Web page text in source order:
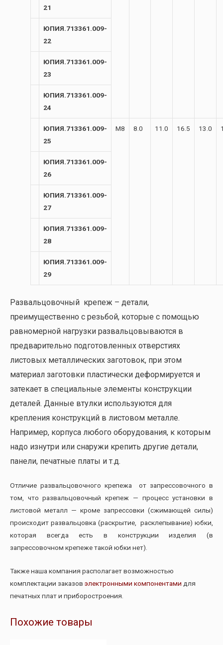
21
ЮПИЯ.713361.009-
22
ЮПИЯ.713361.009-
23
ЮПИЯ.713361.009-
24
ЮПИЯ.713361.009-
25
М8 8.0 11.0 16.5 13.0
ЮПИЯ.713361.009-
26
ЮПИЯ.713361.009-
27
ЮПИЯ.713361.009-
28
ЮПИЯ.713361.009-
29
Развальцовочный крепеж – детали,
преимущественно с резьбой, которые с помощью
равномерной нагрузки развальцовываются в
предварительно подготовленных отверстиях
листовых металлических заготовок, при этом
материал заготовки пластически деформируется и
затекает в специальные элементы конструкции
деталей. Данные втулки используются для
крепления конструкций в листовом металле.
Например, корпуса любого оборудования, к которым
надо изнутри или снаружи крепить другие детали,
панели, печатные платы и т.д.
Отличие развальцовочного крепежа от запрессовочного в
том, что развальцовочный крепеж — процесс установки в
листовой металл — кроме запрессовки (сжимающей силы)
происходит развальцовка (раскрытие, расклепывание) юбки,
которая всегда есть в конструкции изделия (в
запрессовочном крепеже такой юбки нет).
Также наша компания располагает возможностью
комплектации заказов электронными компонентами для
печатных плат и приборостроения.
Похожие товары